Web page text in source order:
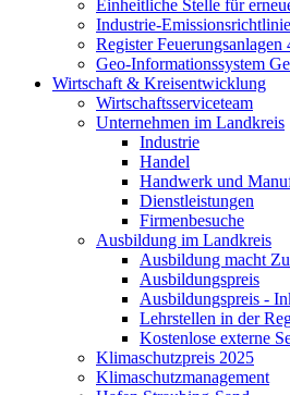
Einheitliche Stelle für
Industrie-
Register
Geo-Informationssystem
Wirtschaft & Kreisentwicklung
Wirtschaftsserviceteam
Unternehmen im Landkreis
Industrie
Handel
Handwerk und
Dienstleistungen
Firmenbesuche
Ausbildung im Landkreis
Ausbildung macht
Ausbildungspreis
Ausbildungspreis -
Lehrstellen in der
Kostenlose externe
Klimaschutzpreis 2025
Klimaschutzmanagement